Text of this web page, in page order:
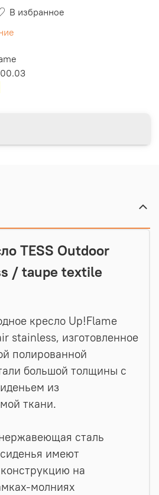
В избранное
TESS Outdoor
/ taupe textile
кресло Up!Flame
stainless, изготовленное
полированной
большой толщины с
из
ткани.
сталь
имеют
на
молниях